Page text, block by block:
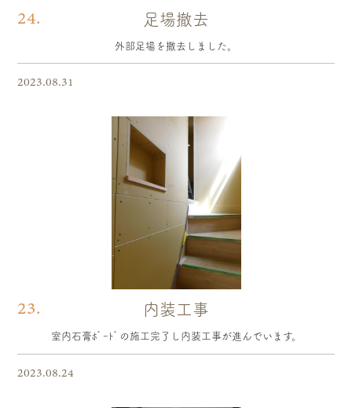
24. 足場撤去
外部足場を撤去しました。
2023.08.31
23. 内装工事
室内石膏ﾎﾞｰﾄﾞの施工完了し内装工事が進んでいます。
2023.08.24